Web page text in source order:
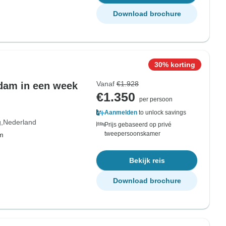
Download brochure
in een week
Nederland
30% korting
Vanaf €1.928
€1.350
per persoon
Aanmelden to unlock savings
Prijs gebaseerd op privé
tweepersoonskamer
Bekijk reis
Download brochure